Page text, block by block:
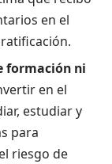
en el
formación ni
en el
estudiar y
para
riesgo de